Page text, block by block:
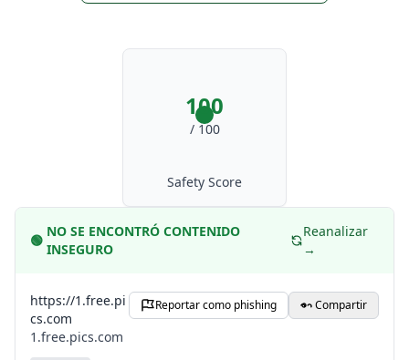
100
/ 100
Safety Score
🟢
NO SE ENCONTRÓ CONTENIDO
INSEGURO
Reanalizar
→
https://1.free.pi
cs.com
1.free.pics.com
Reportar como phishing Compartir